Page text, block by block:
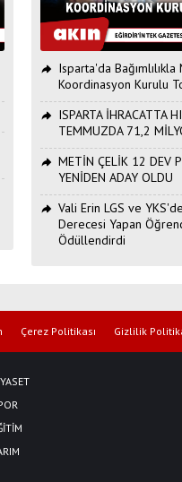
Isparta'da
Koordinasyon Kurulu
ISPARTA İHRACATTA
TEMMUZDA 71,2
METİN ÇELİK 12 DEV
YENİDEN ADAY OLDU
Vali Erin LGS ve
Derecesi Yapan
Ödüllendirdi
Çerez Politikası Gizlilik